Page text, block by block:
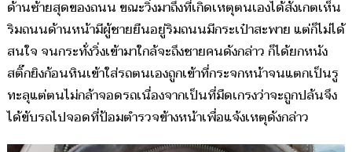
ด้านซ้ายสุดของถนน ขณะวิ่งมาถึงที่เกิดเหตุตนเองได้สังเกตเห็น
ริมถนนด้านหน้ามีผู้ชายยืนอยู่ริมถนนมีกระเป๋าสะพาย แต่ก็ไม่ได้
สนใจ จนกระทั่งวิ่งเข้ามาใกล้จะถึงชายคนดังกล่าว ก็ได้ยกหนัง
สติ๊กยิงก้อนหินเข้าใส่รถตนเองถูกเข้าที่กระจกหน้าจนแตกเป็นรู
ทะลุแต่ตนไม่กล้าจอดรถเนื่องจากเป็นที่มืดเกรงว่าจะถูกปล้นจึง
ได้ขับรถไปจอดที่ป้อมตำรวจข้างหน้าเพื่อแจ้งเหตุดังกล่าว